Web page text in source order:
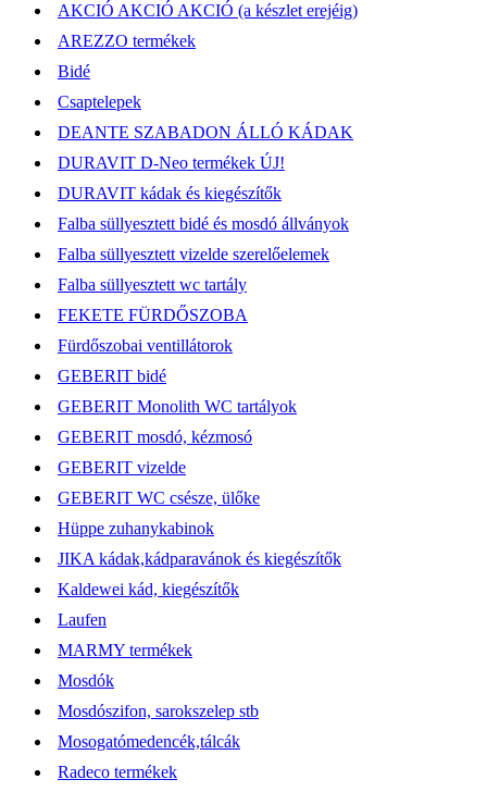
AKCIÓ AKCIÓ AKCIÓ (a készlet erejéig)
AREZZO termékek
Bidé
Csaptelepek
DEANTE SZABADON ÁLLÓ KÁDAK
DURAVIT D-Neo termékek ÚJ!
DURAVIT kádak és kiegészítők
Falba süllyesztett bidé és mosdó állványok
Falba süllyesztett vizelde szerelőelemek
Falba süllyesztett wc tartály
FEKETE FÜRDŐSZOBA
Fürdőszobai ventillátorok
GEBERIT bidé
GEBERIT Monolith WC tartályok
GEBERIT mosdó, kézmosó
GEBERIT vizelde
GEBERIT WC csésze, ülőke
Hüppe zuhanykabinok
JIKA kádak,kádparavánok és kiegészítők
Kaldewei kád, kiegészítők
Laufen
MARMY termékek
Mosdók
Mosdószifon, sarokszelep stb
Mosogatómedencék,tálcák
Radeco termékek